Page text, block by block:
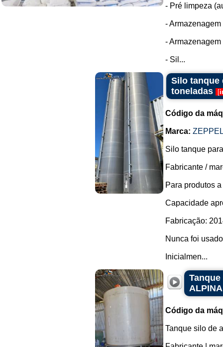
- Pré limpeza
-
-
- Sil...
Silo tanque
toneladas
[
Código da
Marca:
Silo tanque
Fabricante /
Para produtos
Capacidade
Fabricação:
Nunca foi
Inicialmen...
Código da
Tanque silo de